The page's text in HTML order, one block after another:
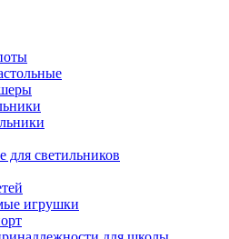
светильников
игрушки